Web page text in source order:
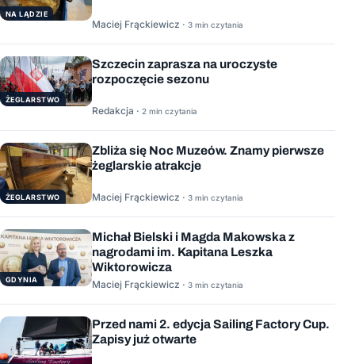
NA LĄDZIE
Maciej Frąckiewicz · 3 min czytania
ŻEGLARSTWO
Szczecin zaprasza na uroczyste
rozpoczęcie sezonu
Redakcja · 2 min czytania
ŻEGLARSTWO
Zbliża się Noc Muzeów. Znamy pierwsze
żeglarskie atrakcje
Maciej Frąckiewicz · 3 min czytania
GDYNIA
Michał Bielski i Magda Makowska z
nagrodami im. Kapitana Leszka
Wiktorowicza
Maciej Frąckiewicz · 3 min czytania
Przed nami 2. edycja Sailing Factory Cup.
Zapisy już otwarte